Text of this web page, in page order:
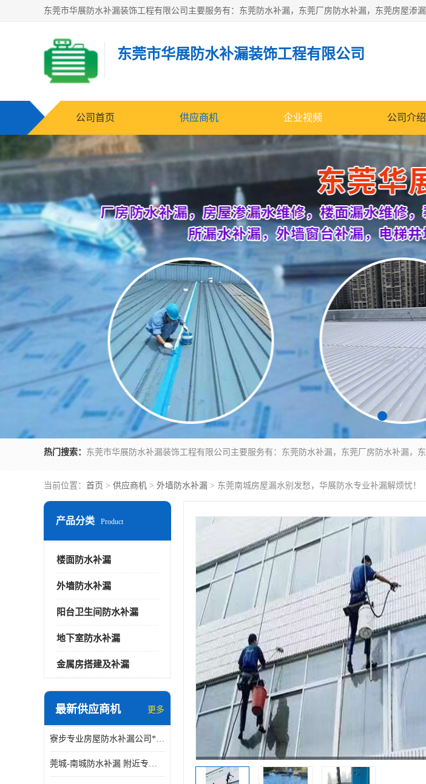
东莞市华展防水补漏装饰工程有限公司
公司首页 供应商机 企业视频 公司介绍
热门搜索：
当前位置： 首页 > 供应商机 > 外墙防水补漏 > 东莞南城房屋漏水别发愁，华展防水专业补漏解烦忧！
产品分类 Product
楼面防水补漏
外墙防水补漏
阳台卫生间防水补漏
地下室防水补漏
金属房搭建及补漏
最新供应商机 更多
寮步专业房屋防水补漏公司*华展防水，值得信赖的选择
莞城-南城防水补漏 附近专修房屋漏水 免费上门看现场 修不好不收费